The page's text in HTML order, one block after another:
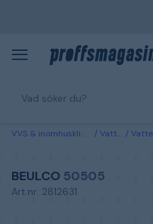
VVS & inomhusklimat Vatten
BEULCO 50505
Art.nr: 2812631